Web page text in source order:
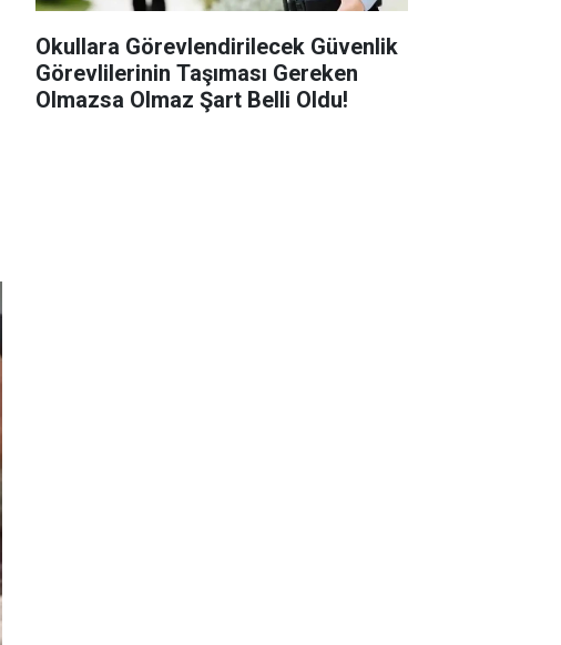
Okullara Görevlendirilecek Güvenlik
Görevlilerinin Taşıması Gereken
Olmazsa Olmaz Şart Belli Oldu!